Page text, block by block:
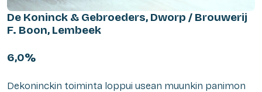
De Koninck & Gebroeders, Dworp / Brouwerij
F. Boon, Lembeek
6,0%
Dekoninckin toiminta loppui usean muunkin panimon